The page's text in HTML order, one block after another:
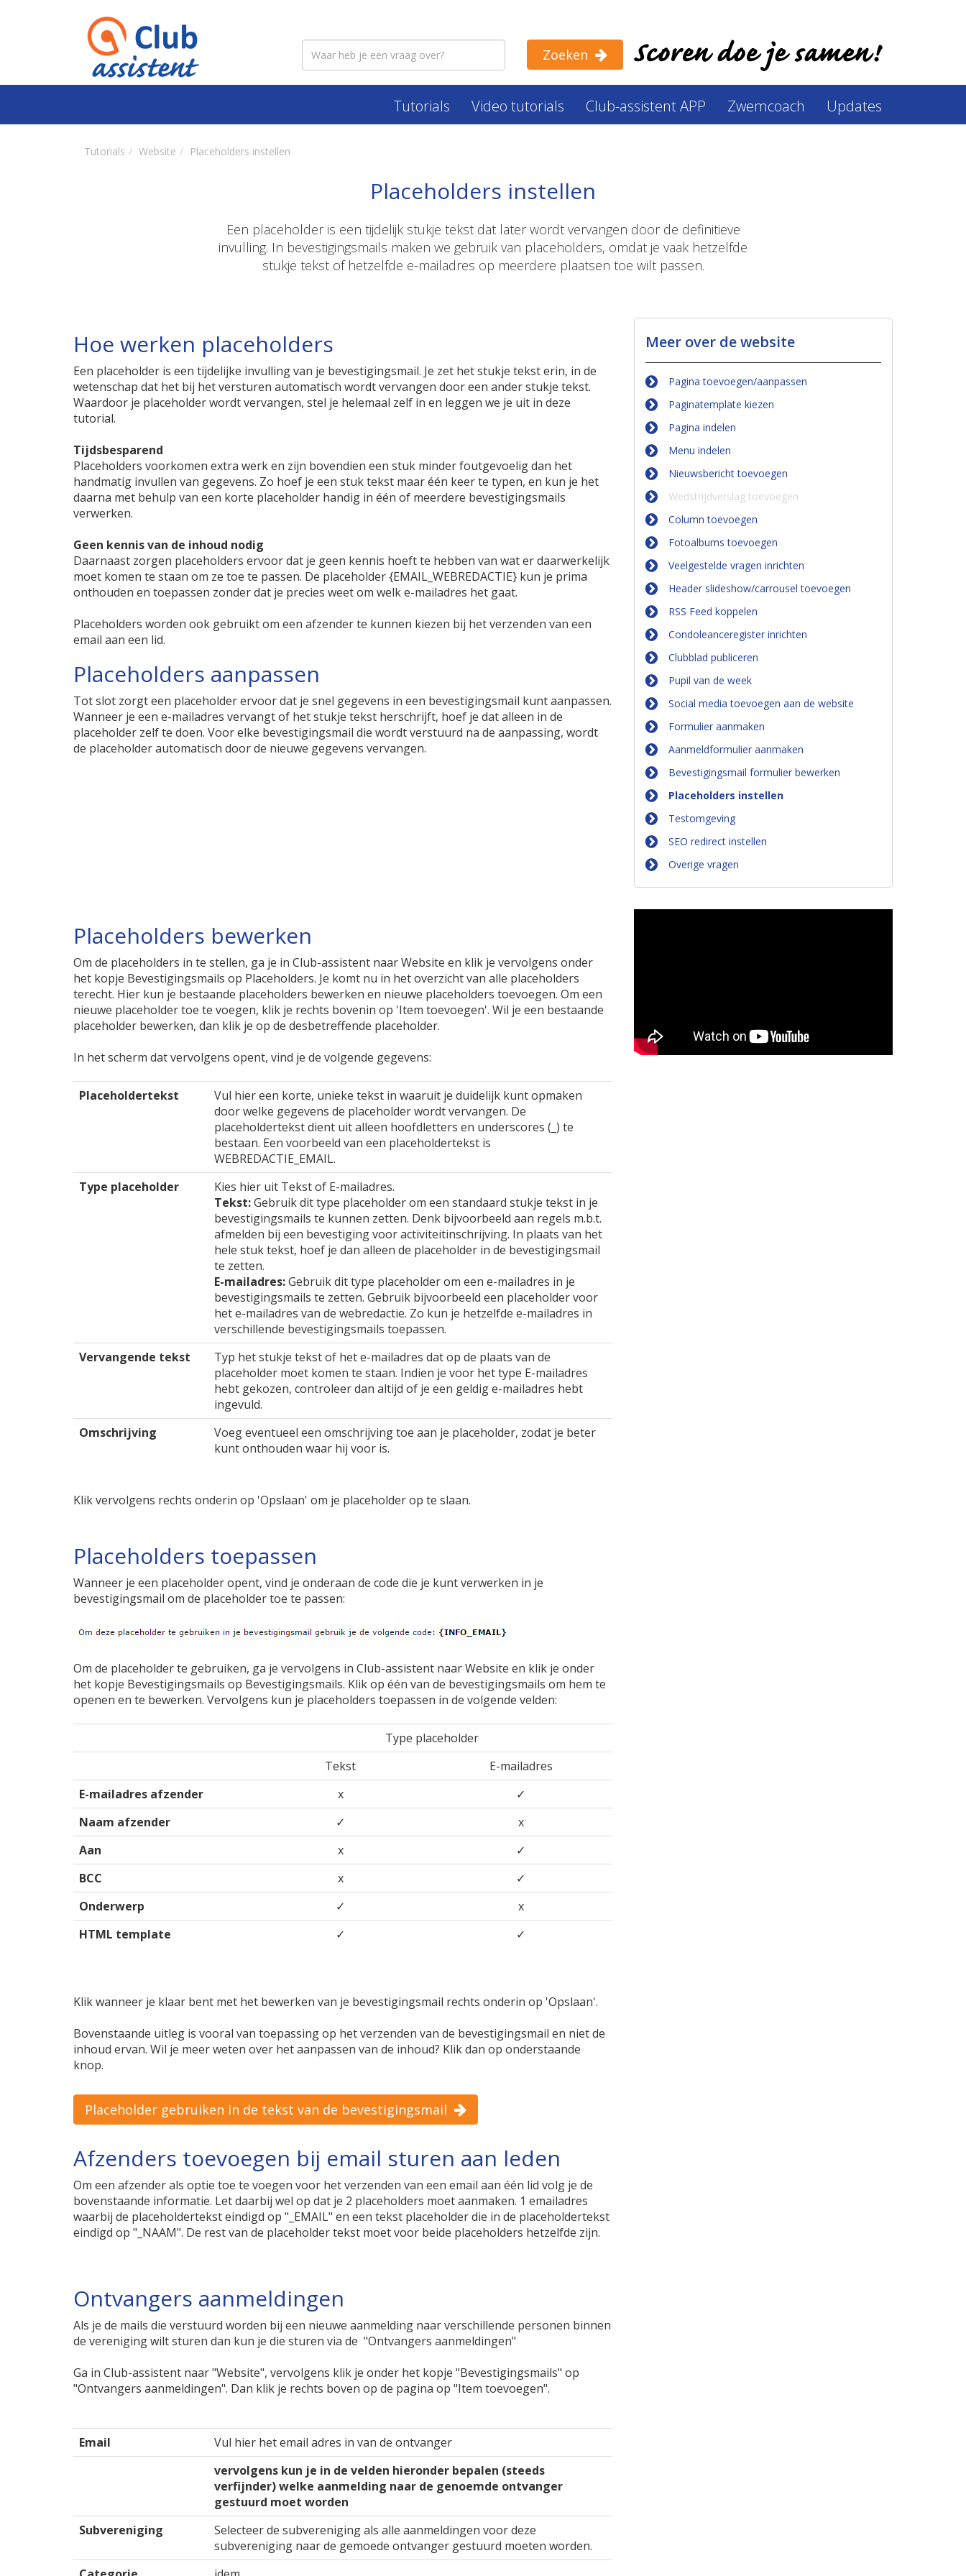
Zoeken
Tutorials Video tutorials Club-assistent APP Zwemcoach Updates
Tutorials Website Placeholders instellen
Placeholders instellen
Een placeholder is een tijdelijk stukje tekst dat later wordt vervangen door de definitieve
invulling. In bevestigingsmails maken we gebruik van placeholders, omdat je vaak hetzelfde
stukje tekst of hetzelfde e-mailadres op meerdere plaatsen toe wilt passen.
Hoe werken placeholders
Een placeholder is een tijdelijke invulling van je bevestigingsmail. Je zet het stukje tekst erin, in de
wetenschap dat het bij het versturen automatisch wordt vervangen door een ander stukje tekst.
Waardoor je placeholder wordt vervangen, stel je helemaal zelf in en leggen we je uit in deze
tutorial.
Tijdsbesparend
Placeholders voorkomen extra werk en zijn bovendien een stuk minder foutgevoelig dan het
handmatig invullen van gegevens. Zo hoef je een stuk tekst maar één keer te typen, en kun je het
daarna met behulp van een korte placeholder handig in één of meerdere bevestigingsmails
verwerken.
Geen kennis van de inhoud nodig
Daarnaast zorgen placeholders ervoor dat je geen kennis hoeft te hebben van wat er daarwerkelijk
moet komen te staan om ze toe te passen. De placeholder {EMAIL_WEBREDACTIE} kun je prima
onthouden en toepassen zonder dat je precies weet om welk e-mailadres het gaat.
Placeholders worden ook gebruikt om een afzender te kunnen kiezen bij het verzenden van een
email aan een lid.
Placeholders aanpassen
Tot slot zorgt een placeholder ervoor dat je snel gegevens in een bevestigingsmail kunt aanpassen.
Wanneer je een e-mailadres vervangt of het stukje tekst herschrijft, hoef je dat alleen in de
placeholder zelf te doen. Voor elke bevestigingsmail die wordt verstuurd na de aanpassing, wordt
de placeholder automatisch door de nieuwe gegevens vervangen.
Meer over de website
Pagina toevoegen/aanpassen
Paginatemplate kiezen
Pagina indelen
Menu indelen
Nieuwsbericht toevoegen
Wedstrijdverslag toevoegen
Column toevoegen
Fotoalbums toevoegen
Veelgestelde vragen inrichten
Header slideshow/carrousel toevoegen
RSS Feed koppelen
Condoleanceregister inrichten
Clubblad publiceren
Pupil van de week
Social media toevoegen aan de website
Formulier aanmaken
Aanmeldformulier aanmaken
Bevestigingsmail formulier bewerken
Placeholders instellen
Testomgeving
SEO redirect instellen
Overige vragen
Placeholders bewerken
Om de placeholders in te stellen, ga je in Club-assistent naar Website en klik je vervolgens onder
het kopje Bevestigingsmails op Placeholders. Je komt nu in het overzicht van alle placeholders
terecht. Hier kun je bestaande placeholders bewerken en nieuwe placeholders toevoegen. Om een
nieuwe placeholder toe te voegen, klik je rechts bovenin op 'Item toevoegen'. Wil je een bestaande
placeholder bewerken, dan klik je op de desbetreffende placeholder.
In het scherm dat vervolgens opent, vind je de volgende gegevens:
Placeholdertekst
Vul hier een korte, unieke tekst in waaruit je duidelijk kunt opmaken
door welke gegevens de placeholder wordt vervangen. De
placeholdertekst dient uit alleen hoofdletters en underscores (_) te
bestaan. Een voorbeeld van een placeholdertekst is
WEBREDACTIE_EMAIL.
Type placeholder
Kies hier uit Tekst of E-mailadres.
Tekst:Gebruik dit type placeholder om een standaard stukje tekst in je
bevestigingsmails te kunnen zetten. Denk bijvoorbeeld aan regels m.b.t.
afmelden bij een bevestiging voor activiteitinschrijving. In plaats van het
hele stuk tekst, hoef je dan alleen de placeholder in de bevestigingsmail
te zetten.
E-mailadres:Gebruik dit type placeholder om een e-mailadres in je
bevestigingsmails te zetten. Gebruik bijvoorbeeld een placeholder voor
het e-mailadres van de webredactie. Zo kun je hetzelfde e-mailadres in
verschillende bevestigingsmails toepassen.
Vervangende tekst
Typ het stukje tekst of het e-mailadres dat op de plaats van de
placeholder moet komen te staan. Indien je voor het type E-mailadres
hebt gekozen, controleer dan altijd of je een geldig e-mailadres hebt
ingevuld.
Omschrijving
Voeg eventueel een omschrijving toe aan je placeholder, zodat je beter
kunt onthouden waar hij voor is.
Klik vervolgens rechts onderin op 'Opslaan' om je placeholder op te slaan.
Placeholders toepassen
Wanneer je een placeholder opent, vind je onderaan de code die je kunt verwerken in je
bevestigingsmail om de placeholder toe te passen:
Om de placeholder te gebruiken, ga je vervolgens in Club-assistent naar Website en klik je onder
het kopje Bevestigingsmails op Bevestigingsmails. Klik op één van de bevestigingsmails om hem te
openen en te bewerken. Vervolgens kun je placeholders toepassen in de volgende velden:
Type placeholder
Tekst
E-mailadres
E-mailadres afzender
x
✓
Naam afzender
✓
x
Aan
x
✓
BCC
x
✓
Onderwerp
✓
x
HTML template
✓ ✓
Klik wanneer je klaar bent met het bewerken van je bevestigingsmail rechts onderin op 'Opslaan'.
Bovenstaande uitleg is vooral van toepassing op het verzenden van de bevestigingsmail en niet de
inhoud ervan. Wil je meer weten over het aanpassen van de inhoud? Klik dan op onderstaande
knop.
Placeholder gebruiken in de tekst van de bevestigingsmail
Afzenders toevoegen bij email sturen aan leden
Om een afzender als optie toe te voegen voor het verzenden van een email aan één lid volg je de
bovenstaande informatie. Let daarbij wel op dat je 2 placeholders moet aanmaken. 1 emailadres
waarbij de placeholdertekst eindigd op "_EMAIL" en een tekst placeholder die in de placeholdertekst
eindigd op "_NAAM". De rest van de placeholder tekst moet voor beide placeholders hetzelfde zijn.
Ontvangers aanmeldingen
Als je de mails die verstuurd worden bij een nieuwe aanmelding naar verschillende personen binnen
de vereniging wilt sturen dan kun je die sturen via de "Ontvangers aanmeldingen"
Ga in Club-assistent naar "Website", vervolgens klik je onder het kopje "Bevestigingsmails" op
"Ontvangers aanmeldingen". Dan klik je rechts boven op de pagina op "Item toevoegen".
Email
Vul hier het email adres in van de ontvanger
vervolgens kun je in de velden hieronder bepalen (steeds
verfijnder) welke aanmelding naar de genoemde ontvanger
gestuurd moet worden
Subvereniging
Selecteer de subvereniging als alle aanmeldingen voor deze
subvereniging naar de gemoede ontvanger gestuurd moeten worden.